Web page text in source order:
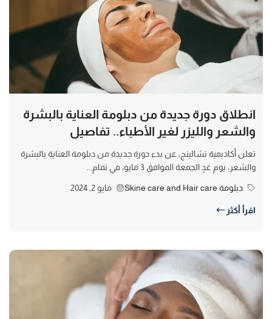
انطلاق دورة جديدة من دبلومة العناية بالبشرة
والشعر والليزر لغير الأطباء.. تفاصيل
تعلن أكاديمية تشالينج، عن بدء دورة جديدة من دبلومة العناية بالبشرة
والشعر، يوم غدٍ الجمعة الموافق 3 مايو، في تمام...
دبلومة Skine care and Hair care مايو 2, 2024
اقرأ أكثر